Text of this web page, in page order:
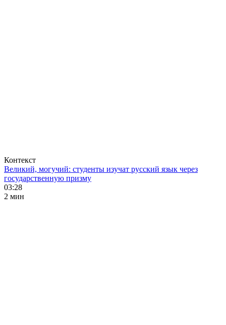
Контекст
Великий, могучий: студенты изучат русский язык через
государственную призму
03:28
2 мин